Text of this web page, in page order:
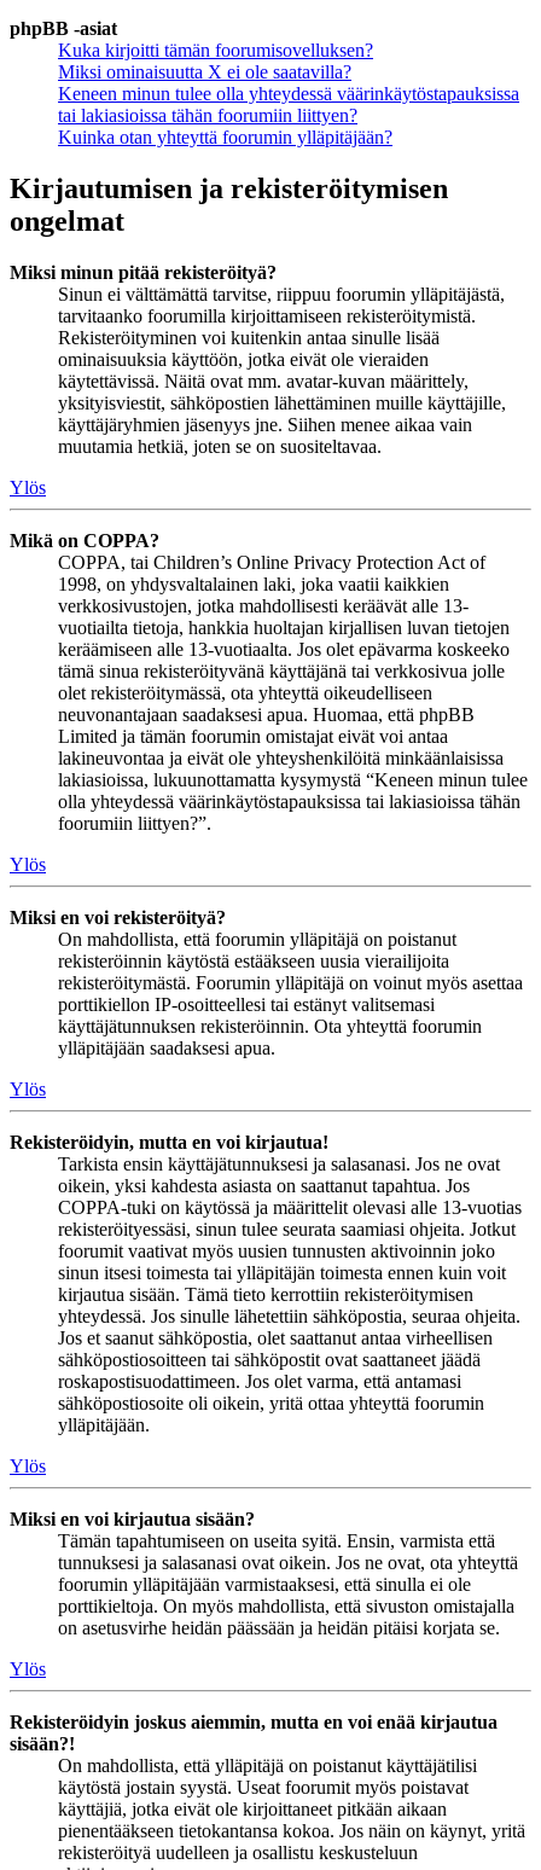
phpBB -asiat
Kuka kirjoitti tämän foorumisovelluksen?
Miksi ominaisuutta X ei ole saatavilla?
Keneen minun tulee olla yhteydessä väärinkäytöstapauksissa
tai lakiasioissa tähän foorumiin liittyen?
Kuinka otan yhteyttä foorumin ylläpitäjään?
Kirjautumisen ja rekisteröitymisen
ongelmat
Miksi minun pitää rekisteröityä?
Sinun ei välttämättä tarvitse, riippuu foorumin ylläpitäjästä,
tarvitaanko foorumilla kirjoittamiseen rekisteröitymistä.
Rekisteröityminen voi kuitenkin antaa sinulle lisää
ominaisuuksia käyttöön, jotka eivät ole vieraiden
käytettävissä. Näitä ovat mm. avatar-kuvan määrittely,
yksityisviestit, sähköpostien lähettäminen muille käyttäjille,
käyttäjäryhmien jäsenyys jne. Siihen menee aikaa vain
muutamia hetkiä, joten se on suositeltavaa.
Ylös
Mikä on COPPA?
COPPA, tai Children’s Online Privacy Protection Act of
1998, on yhdysvaltalainen laki, joka vaatii kaikkien
verkkosivustojen, jotka mahdollisesti keräävät alle 13-
vuotiailta tietoja, hankkia huoltajan kirjallisen luvan tietojen
keräämiseen alle 13-vuotiaalta. Jos olet epävarma koskeeko
tämä sinua rekisteröityvänä käyttäjänä tai verkkosivua jolle
olet rekisteröitymässä, ota yhteyttä oikeudelliseen
neuvonantajaan saadaksesi apua. Huomaa, että phpBB
Limited ja tämän foorumin omistajat eivät voi antaa
lakineuvontaa ja eivät ole yhteyshenkilöitä minkäänlaisissa
lakiasioissa, lukuunottamatta kysymystä “Keneen minun tulee
olla yhteydessä väärinkäytöstapauksissa tai lakiasioissa tähän
foorumiin liittyen?”.
Ylös
Miksi en voi rekisteröityä?
On mahdollista, että foorumin ylläpitäjä on poistanut
rekisteröinnin käytöstä estääkseen uusia vierailijoita
rekisteröitymästä. Foorumin ylläpitäjä on voinut myös asettaa
porttikiellon IP-osoitteellesi tai estänyt valitsemasi
käyttäjätunnuksen rekisteröinnin. Ota yhteyttä foorumin
ylläpitäjään saadaksesi apua.
Ylös
Rekisteröidyin, mutta en voi kirjautua!
Tarkista ensin käyttäjätunnuksesi ja salasanasi. Jos ne ovat
oikein, yksi kahdesta asiasta on saattanut tapahtua. Jos
COPPA-tuki on käytössä ja määrittelit olevasi alle 13-vuotias
rekisteröityessäsi, sinun tulee seurata saamiasi ohjeita. Jotkut
foorumit vaativat myös uusien tunnusten aktivoinnin joko
sinun itsesi toimesta tai ylläpitäjän toimesta ennen kuin voit
kirjautua sisään. Tämä tieto kerrottiin rekisteröitymisen
yhteydessä. Jos sinulle lähetettiin sähköpostia, seuraa ohjeita.
Jos et saanut sähköpostia, olet saattanut antaa virheellisen
sähköpostiosoitteen tai sähköpostit ovat saattaneet jäädä
roskapostisuodattimeen. Jos olet varma, että antamasi
sähköpostiosoite oli oikein, yritä ottaa yhteyttä foorumin
ylläpitäjään.
Ylös
Miksi en voi kirjautua sisään?
Tämän tapahtumiseen on useita syitä. Ensin, varmista että
tunnuksesi ja salasanasi ovat oikein. Jos ne ovat, ota yhteyttä
foorumin ylläpitäjään varmistaaksesi, että sinulla ei ole
porttikieltoja. On myös mahdollista, että sivuston omistajalla
on asetusvirhe heidän päässään ja heidän pitäisi korjata se.
Ylös
Rekisteröidyin joskus aiemmin, mutta en voi enää kirjautua
sisään?!
On mahdollista, että ylläpitäjä on poistanut käyttäjätilisi
käytöstä jostain syystä. Useat foorumit myös poistavat
käyttäjiä, jotka eivät ole kirjoittaneet pitkään aikaan
pienentääkseen tietokantansa kokoa. Jos näin on käynyt, yritä
rekisteröityä uudelleen ja osallistu keskusteluun